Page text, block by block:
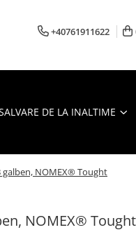
+40761911622
DE LA INALTIME
galben, NOMEX® Tought
NOMEX® Tought